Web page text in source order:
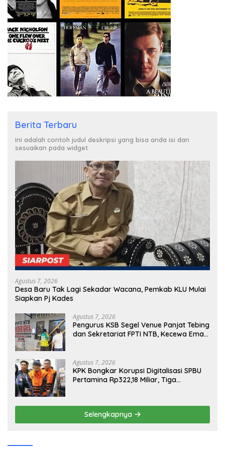
Berita Terbaru
Ini adalah contoh judul deskripsi yang bisa anda isi dan
sesuaikan pada widget
Agustus 7, 2026
Desa Baru Tak Lagi Sekadar Wacana, Pemkab KLU Mulai
Siapkan Pj Kades
Agustus 7, 2026
Pengurus KSB Segel Venue Panjat Tebing
dan Sekretariat FPTI NTB, Kecewa Emas
Agustus 7, 2026
KPK Bongkar Korupsi Digitalisasi SPBU
Pertamina Rp322,18 Miliar, Tiga
Selengkapnya